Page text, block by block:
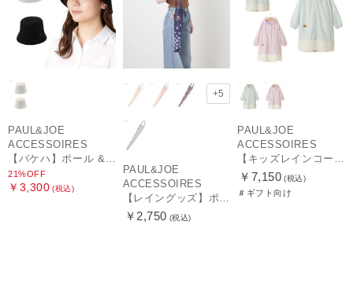
PAUL&JOE
ACCESSOIRES
【バケハ】ポール & ジョー (PAUL & JOE ACCESSOIRES) レースバケハ
21%OFF
￥3,300 (税込)
+5
PAUL&JOE
ACCESSOIRES
【レイングッズ】ポール & ジョー (PAUL & JOE ACCESSOIRES) ドット ヌネット 猫 傘袋 【公式ムーンバット】 撥水 吸水 折りたたみ傘 長傘 長短タイプ 兼用
￥2,750 (税込)
PAUL&JOE
ACCESSOIRES
【キッズレインコート】ポール＆ジョー（PAUL & JOE ACCESSOIRES）ワンポイントヌネット
￥7,150 (税込)
＃ギフト向け